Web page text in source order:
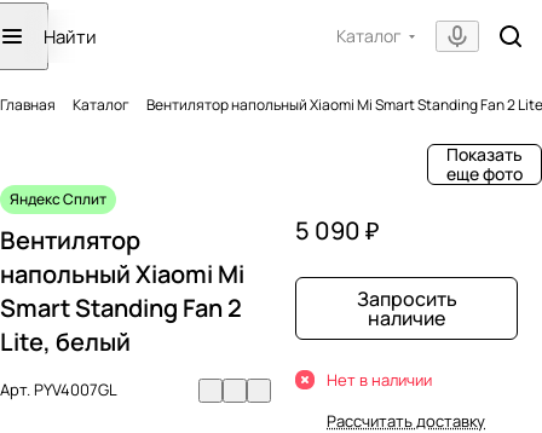
Каталог
Главная Каталог Вентилятор напольный Xiaomi Mi Smart Standing Fan 2
Показать
еще фото
Яндекс Сплит
Вентилятор
напольный Xiaomi Mi
Smart Standing Fan 2
Lite, белый
Арт.PYV4007GL
5 090 ₽
Запросить
наличие
Нет в наличии
Рассчитать доставку